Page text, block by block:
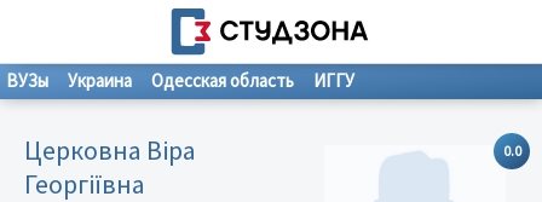
ВУЗы Украина Одесская область ИГГУ
0.0
Церковна Віра
Георгіївна